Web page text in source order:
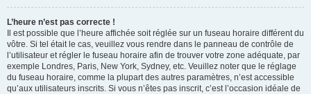
L’heure n’est pas correcte !
Il est possible que l’heure affichée soit réglée sur un fuseau horaire différent du
vôtre. Si tel était le cas, veuillez vous rendre dans le panneau de contrôle de
l’utilisateur et régler le fuseau horaire afin de trouver votre zone adéquate, par
exemple Londres, Paris, New York, Sydney, etc. Veuillez noter que le réglage
du fuseau horaire, comme la plupart des autres paramètres, n’est accessible
qu’aux utilisateurs inscrits. Si vous n’êtes pas inscrit, c’est l’occasion idéale de